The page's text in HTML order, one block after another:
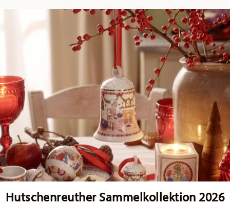
Hutschenreuther Sammelkollektion 2026